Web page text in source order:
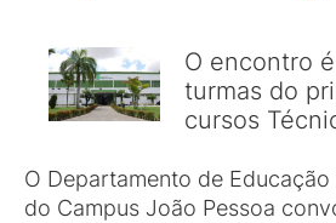
O encontro
turmas do
cursos
O Departamento de Educação
do Campus João Pessoa